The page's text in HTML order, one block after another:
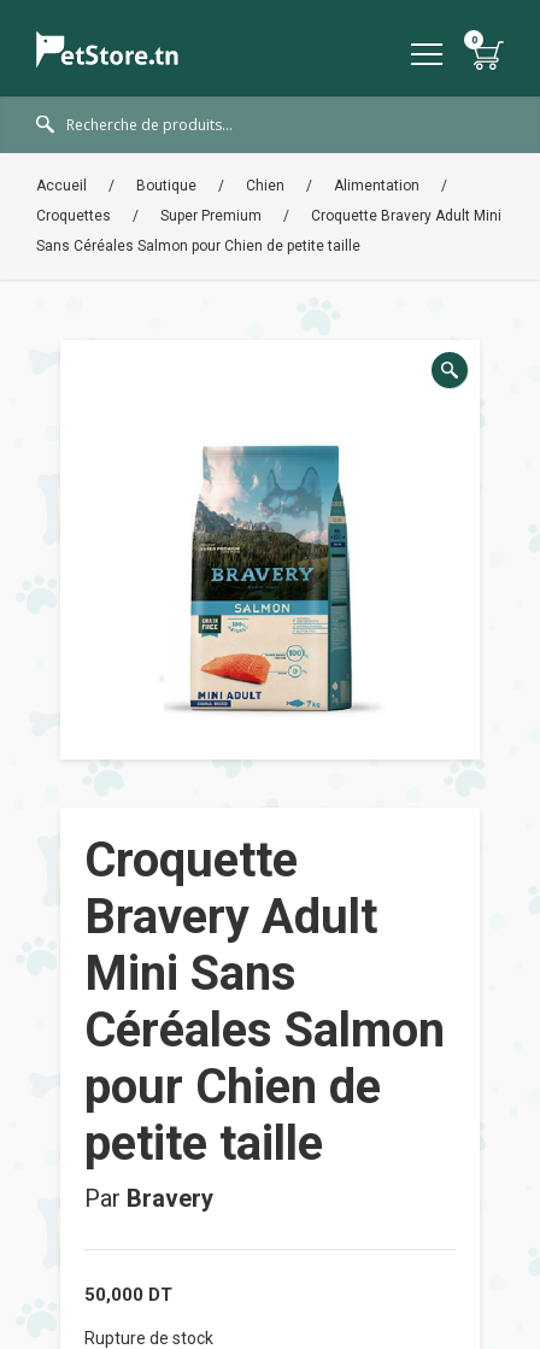
Accueil / Boutique / Chien / Alimentation
/
Croquettes
/ Super Premium /
Croquette Bravery Adult Mini
Sans Céréales Salmon pour Chien de petite taille
🔍
Croquette
Bravery Adult
Mini Sans
Céréales Salmon
pour Chien de
petite taille
Par Bravery
50,000 DT
Rupture de stock